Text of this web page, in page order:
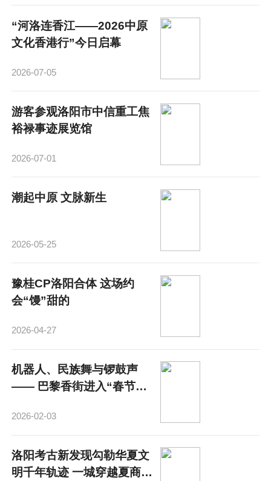
“河洛连香江——2026中原
文化香港行”今日启幕
2026-07-05
游客参观洛阳市中信重工焦
裕禄事迹展览馆
2026-07-01
潮起中原 文脉新生
2026-05-25
豫桂CP洛阳合体 这场约
会“馒”甜的
2026-04-27
机器人、民族舞与锣鼓声
—— 巴黎香街进入“春节时
2026-02-03
洛阳考古新发现勾勒华夏文
明千年轨迹 一城穿越夏商汉